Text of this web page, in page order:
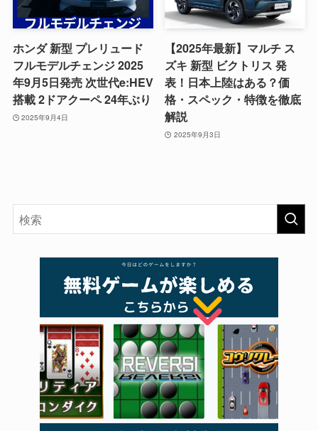
ホンダ 新型 プレリュード
フルモデルチェンジ 2025
年9月5日発売 次世代e:HEV
搭載 2ドアクーペ 24年ぶり
2025年9月4日
【2025年最新】マルチ ス
ズキ 新型 ビクトリス 発
表！日本上陸はある？価
格・スペック・特徴を徹底
解説
2025年9月3日